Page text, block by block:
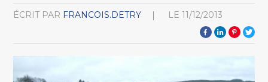
ÉCRIT PAR FRANCOIS.DETRY LE 11/12/2013